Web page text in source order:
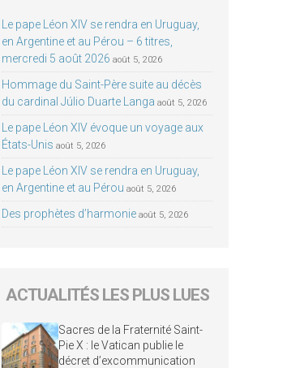
Le pape Léon XIV se rendra en Uruguay,
en Argentine et au Pérou – 6 titres,
mercredi 5 août 2026 août 5, 2026
Hommage du Saint-Père suite au décès
du cardinal Júlio Duarte Langa août 5, 2026
Le pape Léon XIV évoque un voyage aux
États-Unis août 5, 2026
Le pape Léon XIV se rendra en Uruguay,
en Argentine et au Pérou août 5, 2026
Des prophètes d’harmonie août 5, 2026
ACTUALITÉS LES PLUS LUES
Sacres de la Fraternité Saint-
Pie X : le Vatican publie le
décret d’excommunication